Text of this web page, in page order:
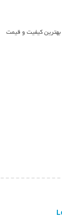
بهترین کیفیت و قیمت